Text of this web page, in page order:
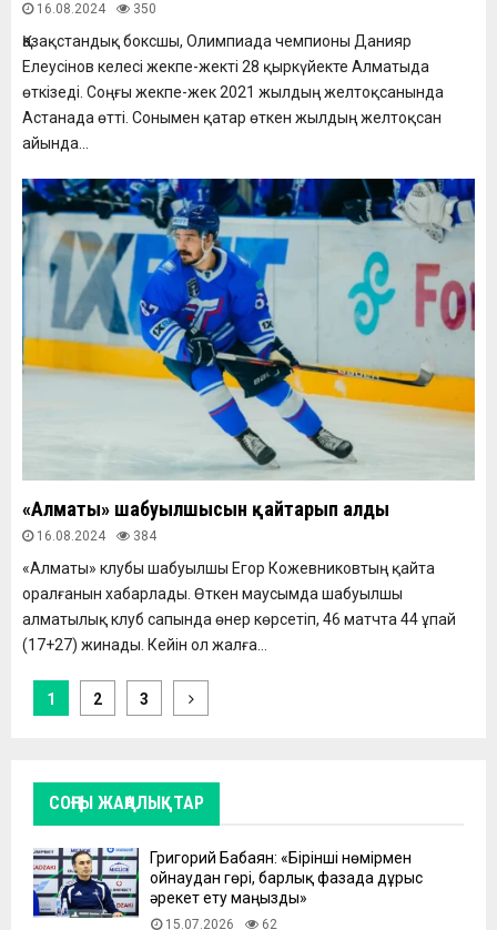
16.08.2024 350
Қазақстандық боксшы, Олимпиада чемпионы Данияр
Елеусінов келесі жекпе-жекті 28 қыркүйекте Алматыда
өткізеді. Соңғы жекпе-жек 2021 жылдың желтоқсанында
Астанада өтті. Сонымен қатар өткен жылдың желтоқсан
айында...
«Алматы» шабуылшысын қайтарып алды
16.08.2024 384
«Алматы» клубы шабуылшы Егор Кожевниковтың қайта
оралғанын хабарлады. Өткен маусымда шабуылшы
алматылық клуб сапында өнер көрсетіп, 46 матчта 44 ұпай
(17+27) жинады. Кейін ол жалға...
Пагинация
1 2 3
СОҢҒЫ ЖАҢАЛЫҚТАР
Григорий Бабаян: «Бірінші нөмірмен
ойнаудан гөрі, барлық фазада дұрыс
әрекет ету маңызды»
15.07.2026 62